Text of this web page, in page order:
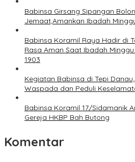
Babinsa Girsang Sipangan
Jemaat,Amankan Ibadah
Babinsa Koramil Raya Hadir di
Rasa Aman Saat Ibadah
1903
Kegiatan Babinsa di Tepi
Waspada dan Peduli
Babinsa Koramil 17/Sidamanik
Gereja HKBP Bah Butong
Komentar